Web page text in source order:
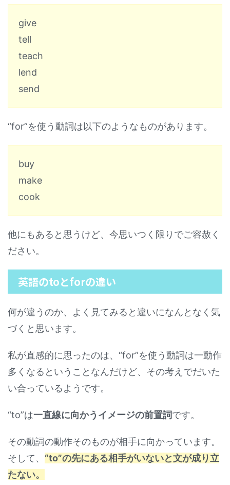
give
tell
teach
lend
send
“for”を使う動詞は以下のようなものがあります。
buy
make
cook
他にもあると思うけど、今思いつく限りでご容赦く
ださい。
英語のtoとforの違い
何が違うのか、よく見てみると違いになんとなく気
づくと思います。
私が直感的に思ったのは、“for”を使う動詞は一動作
多くなるということなんだけど、その考えでだいた
い合っているようです。
“to”は一直線に向かうイメージの前置詞です。
その動詞の動作そのものが相手に向かっています。
そして、 “to”の先にある相手がいないと文が成り立
たない。